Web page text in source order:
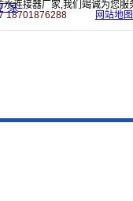
连接器厂家,我们竭诚为您服
18701876288
网站地图